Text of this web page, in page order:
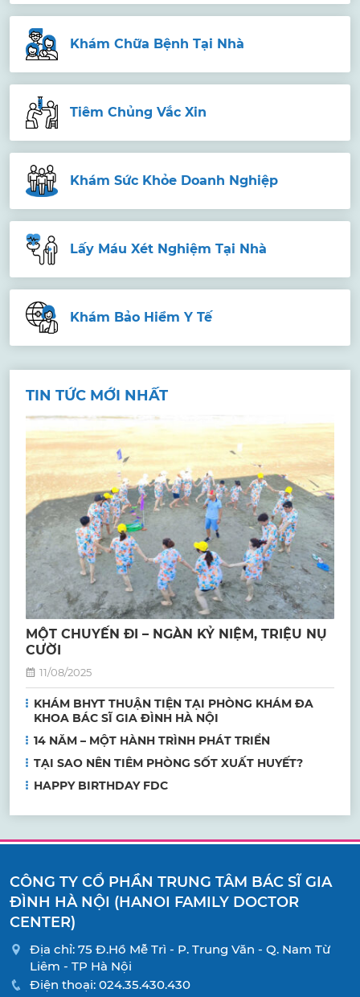
Khám Chữa Bệnh Tại Nhà
Tiêm Chủng Vắc Xin
Khám Sức Khỏe Doanh Nghiệp
Lấy Máu Xét Nghiệm Tại Nhà
Khám Bảo Hiểm Y Tế
TIN TỨC MỚI NHẤT
MỘT CHUYẾN ĐI – NGÀN KỶ NIỆM, TRIỆU NỤ
CƯỜI
11/08/2025
KHÁM BHYT THUẬN TIỆN TẠI PHÒNG KHÁM ĐA
KHOA BÁC SĨ GIA ĐÌNH HÀ NỘI
14 NĂM – MỘT HÀNH TRÌNH PHÁT TRIỂN
TẠI SAO NÊN TIÊM PHÒNG SỐT XUẤT HUYẾT?
HAPPY BIRTHDAY FDC
CÔNG TY CỔ PHẦN TRUNG TÂM BÁC SĨ GIA
ĐÌNH HÀ NỘI (HANOI FAMILY DOCTOR
CENTER)
Địa chỉ: 75 Đ.Hồ Mễ Trì - P. Trung Văn - Q. Nam Từ
Liêm - TP Hà Nội
Điện thoại: 024.35.430.430